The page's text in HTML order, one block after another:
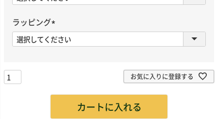
必
)
ラッピング
(
必
お気に入りに登録する
カートに入れる